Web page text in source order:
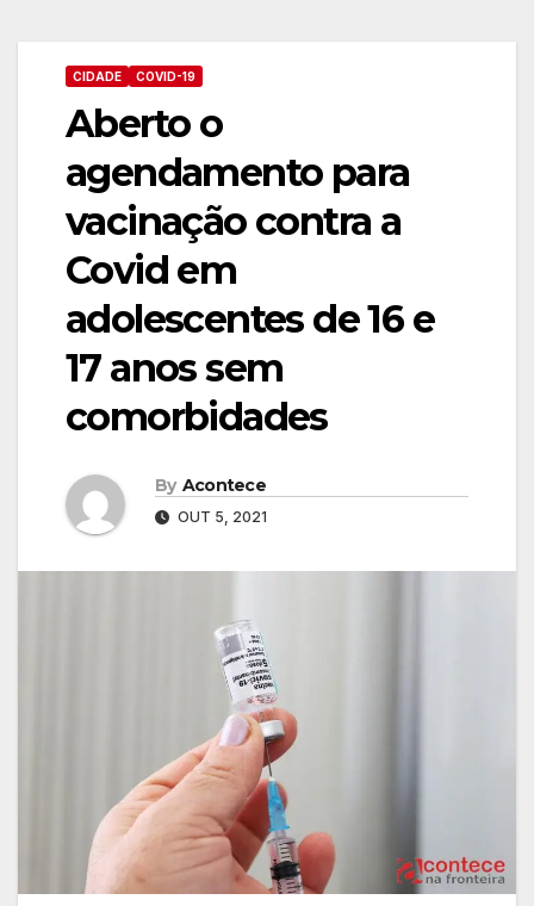
CIDADE COVID-19
Aberto o
agendamento para
vacinação contra a
Covid em
adolescentes de 16 e
17 anos sem
comorbidades
By Acontece
OUT 5, 2021